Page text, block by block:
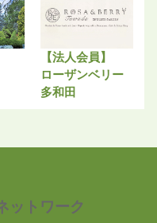
【法人会員】
ローザンベリー
多和田
ットワーク